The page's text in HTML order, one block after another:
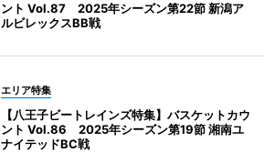
ント Vol.87 2025年シーズン第22節 新潟ア
ルビレックスBB戦
エリア特集
【八王子ビートレインズ特集】バスケットカウ
ント Vol.86 2025年シーズン第19節 湘南ユ
ナイテッドBC戦